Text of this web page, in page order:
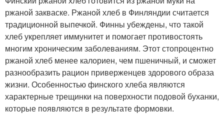
ржаной закваске. Ржаной хлеб в Финляндии считается
традиционной выпечкой. Финны убеждены, что такой
хлеб укрепляет иммунитет и помогает противостоять
многим хроническим заболеваниям. Этот стопроцентно
ржаной хлеб менее калориен, чем пшеничный, и сможет
разнообразить рацион приверженцев здорового образа
жизни. Особенностью финского хлеба являются
характерные трещинки на поверхности подовой буханки,
которые появляются в результате формовки.